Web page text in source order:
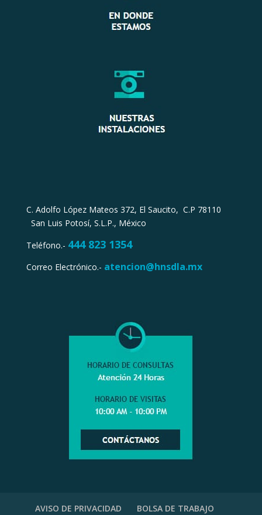
C. Adolfo López Mateos 372, El Saucito, C.P 78110
San Luis Potosí, S.L.P., México
Teléfono.- 444 823 1354
Correo Electrónico.- atencion@hnsdla.mx
AVISO DE PRIVACIDAD BOLSA DE TRABAJO